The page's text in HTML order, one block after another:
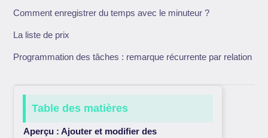
Comment enregistrer du temps avec le minuteur ?
La liste de prix
Programmation des tâches : remarque récurrente par relation
Table des matières
Aperçu : Ajouter et modifier des